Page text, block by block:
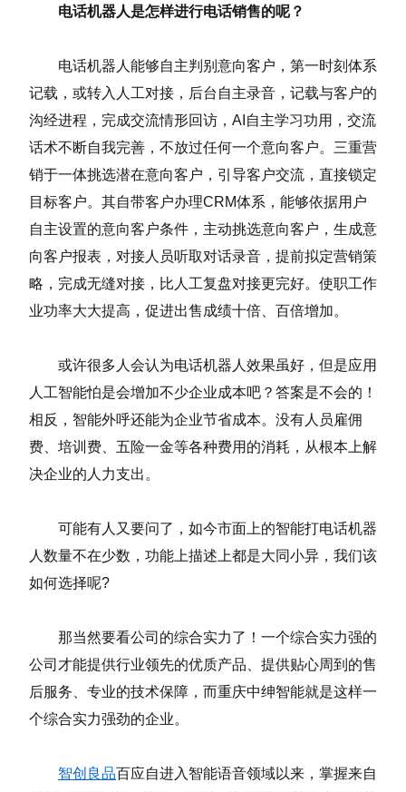
电话机器人是怎样进行电话销售的呢？
电话机器人能够自主判别意向客户，第一时刻体系
记载，或转入人工对接，后台自主录音，记载与客户的
沟经进程，完成交流情形回访，AI自主学习功用，交流
话术不断自我完善，不放过任何一个意向客户。三重营
销于一体挑选潜在意向客户，引导客户交流，直接锁定
目标客户。其自带客户办理CRM体系，能够依据用户
自主设置的意向客户条件，主动挑选意向客户，生成意
向客户报表，对接人员听取对话录音，提前拟定营销策
略，完成无缝对接，比人工复盘对接更完好。使职工作
业功率大大提高，促进出售成绩十倍、百倍增加。
或许很多人会认为电话机器人效果虽好，但是应用
人工智能怕是会增加不少企业成本吧？答案是不会的！
相反，智能外呼还能为企业节省成本。没有人员雇佣
费、培训费、五险一金等各种费用的消耗，从根本上解
决企业的人力支出。
可能有人又要问了，如今市面上的智能打电话机器
人数量不在少数，功能上描述上都是大同小异，我们该
如何选择呢?
那当然要看公司的综合实力了！一个综合实力强的
公司才能提供行业领先的优质产品、提供贴心周到的售
后服务、专业的技术保障，而重庆中绅智能就是这样一
个综合实力强劲的企业。
智创良品百应自进入智能语音领域以来，掌握来自